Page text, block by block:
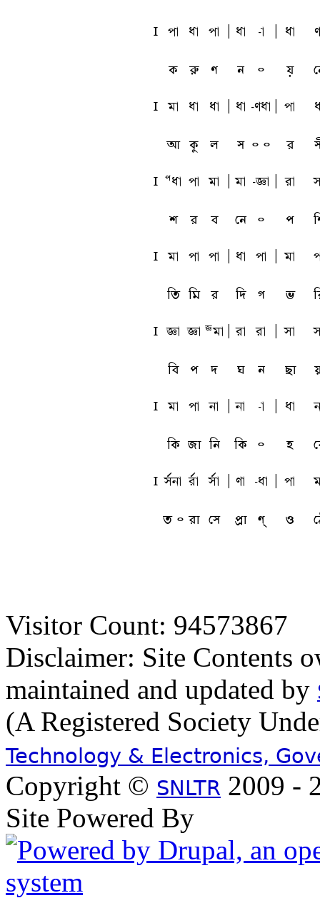
l pa qa pa qa -a qa
ক রু ণ ন ৹ য়
l ma qa qa qa -uqa pa
আ কু ল স ৹ ৹ র
l Pqa pa ma ma -ta ra
শ র ব নে ৹ প
l ma pa pa qa pa ma
তি মি র দি গ ভ
l ta ta Tma ra ra sa
বি প দ ঘ ন ছা
l ma pa na na -a qa
কি জা নি কি ৹ হ
l sfna rfa sfa ua -qa pa
ত ৹ রা সে প্রা ণ্ ও
Visitor Count: 94573867
Disclaimer: Site Contents
maintained and updated by
(A Registered Society
Technology & Electronics,
Copyright © SNLTR 2009 -
Site Powered By